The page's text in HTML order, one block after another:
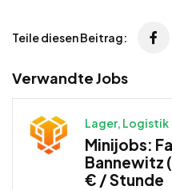
Teile diesen Beitrag:
Verwandte Jobs
Lager, Logistik
Minijobs:
Bannewitz
€ / Stunde